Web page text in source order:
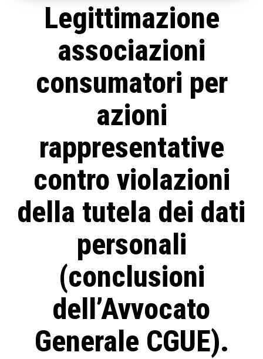
Legittimazione
associazioni
consumatori per
azioni
rappresentative
contro violazioni
della tutela dei dati
personali
(conclusioni
dell’Avvocato
Generale CGUE).